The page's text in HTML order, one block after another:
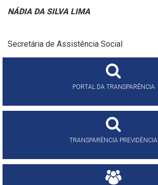
NÁDIA DA SILVA LIMA
Secretária de Assistência Social
PORTAL DA TRANSPARÊNCIA
TRANSPARÊNCIA PREVIDÊNCIA